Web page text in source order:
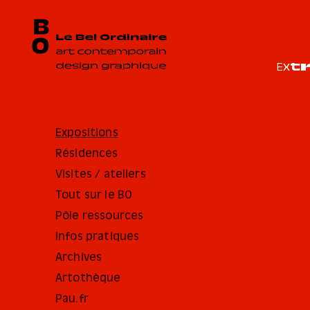
Expositions
Résidences
Visites / ateliers
Tout sur le BO
Pôle ressources
Infos pratiques
Archives
Artothèque
Pau.fr
Ex